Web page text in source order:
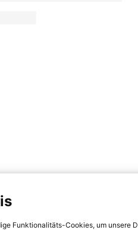
Funktionalitäts-Cookies, um unsere